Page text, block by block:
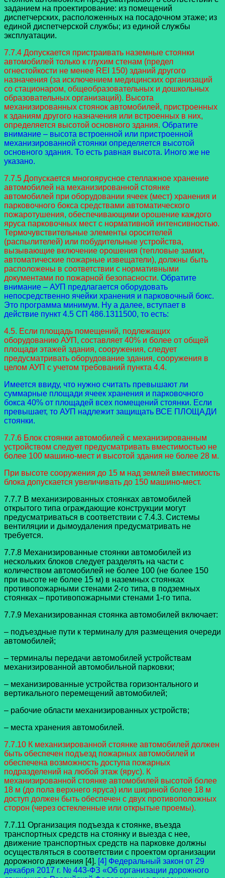
заданием на проектирование: из помещений
диспетчерских, расположенных на посадочном этаже; из
единой диспетчерской службы; из единой службы
эксплуатации.
7.7.4 Допускается пристраивать наземные стоянки
автомобилей только к глухим стенам (предел
огнестойкости не менее REI 150) зданий другого
назначения (за исключением медицинских организаций
со стационаром, общеобразовательных и дошкольных
образовательных организаций). Высота
механизированных стоянок автомобилей, пристроенных
к зданиям другого назначения или встроенных в них,
определяется высотой основного здания. Обратите
внимание – высота встроенной или пристроенной
механизированной стоянки определяется высотой
основного здания. То есть равная высота. Иного же не
указано.
7.7.5 Допускается многоярусное стеллажное хранение
автомобилей на механизированной стоянке
автомобилей при оборудовании ячеек (мест) хранения и
парковочного бокса средствами автоматического
пожаротушения, обеспечивающими орошение каждого
яруса парковочных мест с нормативной интенсивностью.
Термочувствительные элементы оросителей
(распылителей) или побудительные устройства,
вызывающие включение орошения (тепловые замки,
автоматические пожарные извещатели), должны быть
расположены в соответствии с нормативными
документами по пожарной безопасности. Обратите
внимание – АУП предлагается оборудовать
непосредственно ячейки хранения и парковочный бокс.
Это программа минимум. Ну а далее, вступает в
действие пункт 4.5 СП 486.1311500, то есть:
4.5. Если площадь помещений, подлежащих
оборудованию АУП, составляет 40% и более от общей
площади этажей здания, сооружения, следует
предусматривать оборудование здания, сооружения в
целом АУП с учетом требований пункта 4.4.
Имеется ввиду, что нужно считать превышают ли
суммарные площади ячеек хранения и парковочного
бокса 40% от площадей всех помещений стоянки. Если
превышает, то АУП надлежит защищать ВСЕ ПЛОЩАДИ
стоянки.
7.7.6 Блок стоянки автомобилей с механизированным
устройством следует предусматривать вместимостью не
более 100 машино-мест и высотой здания не более 28 м.
При высоте сооружения до 15 м над землей вместимость
блока допускается увеличивать до 150 машино-мест.
7.7.7 В механизированных стоянках автомобилей
открытого типа ограждающие конструкции могут
предусматриваться в соответствии с 7.4.3. Системы
вентиляции и дымоудаления предусматривать не
требуется.
7.7.8 Механизированные стоянки автомобилей из
нескольких блоков следует разделять на части с
количеством автомобилей не более 100 (не более 150
при высоте не более 15 м) в наземных стоянках
противопожарными стенами 2-го типа, в подземных
стоянках – противопожарными стенами 1-го типа.
7.7.9 Механизированная стоянка автомобилей включает:
– подъездные пути к терминалу для размещения очереди
автомобилей;
– терминалы передачи автомобилей устройствам
механизированной автомобильной парковки;
– механизированные устройства горизонтального и
вертикального перемещений автомобилей;
– рабочие области механизированных устройств;
– места хранения автомобилей.
7.7.10 К механизированной стоянке автомобилей должен
быть обеспечен подъезд пожарных автомобилей и
обеспечена возможность доступа пожарных
подразделений на любой этаж (ярус). К
механизированной стоянке автомобилей высотой более
18 м (до пола верхнего яруса) или шириной более 18 м
доступ должен быть обеспечен с двух противоположных
сторон (через остекленные или открытые проемы).
7.7.11 Организация подъезда к стоянке, въезда
транспортных средств на стоянку и выезда с нее,
движение транспортных средств на парковке должны
осуществляться в соответствии с проектом организации
дорожного движения [4]. [4] Федеральный закон от 29
декабря 2017 г. № 443-ФЗ «Об организации дорожного